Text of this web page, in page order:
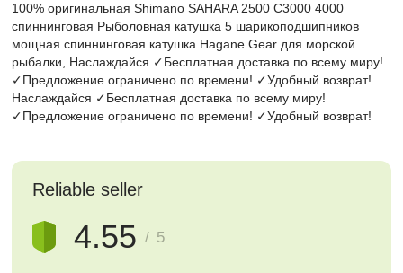
100% оригинальная Shimano SAHARA 2500 C3000 4000
спиннинговая Рыболовная катушка 5 шарикоподшипников
мощная спиннинговая катушка Hagane Gear для морской
рыбалки, Наслаждайся ✓Бесплатная доставка по всему миру!
✓Предложение ограничено по времени! ✓Удобный возврат!
Наслаждайся ✓Бесплатная доставка по всему миру!
✓Предложение ограничено по времени! ✓Удобный возврат!
Reliable seller
4.55 / 5